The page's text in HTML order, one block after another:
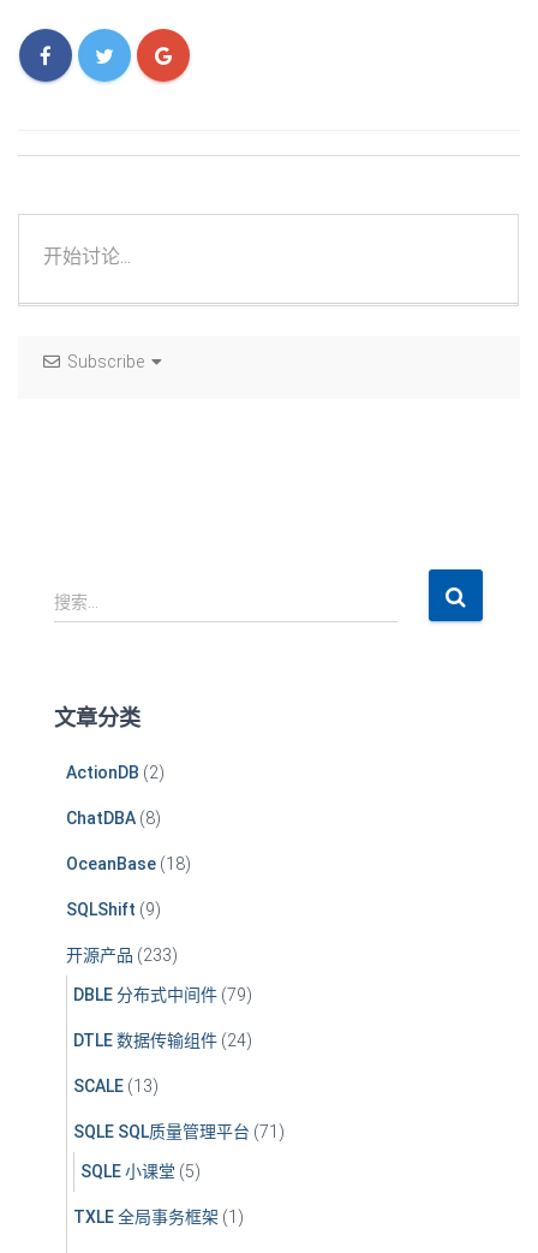
Subscribe
搜
索
搜索…
文章分类
ActionDB (2)
ChatDBA (8)
OceanBase (18)
SQLShift (9)
开源产品 (233)
DBLE 分布式中间件 (79)
DTLE 数据传输组件 (24)
SCALE (13)
SQLE SQL质量管理平台 (71)
SQLE 小课堂 (5)
TXLE 全局事务框架 (1)